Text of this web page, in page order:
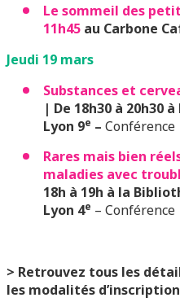
Le sommeil des
11h45 au Carbone
Jeudi 19 mars
Substances et
| De 18h30 à 20h30
Lyon 9e – Conférence
Rares mais bien
maladies avec
18h à 19h à la
Lyon 4e – Conférence
> Retrouvez tous les
les modalités